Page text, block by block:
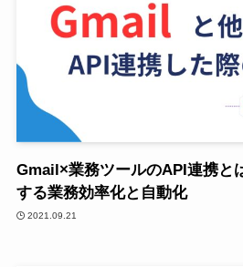
Gmail×業務ツールのAPI連携と
する業務効率化と自動化
2021.09.21